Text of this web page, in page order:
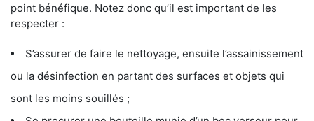
point bénéfique. Notez donc qu’il est important de les
respecter :
S’assurer de faire le nettoyage, ensuite l’assainissement
ou la désinfection en partant des surfaces et objets qui
sont les moins souillés ;